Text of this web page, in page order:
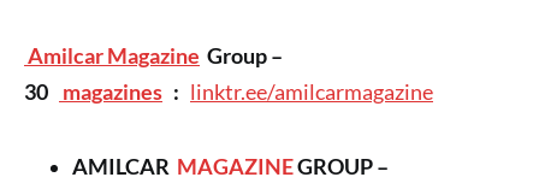
Amilcar Magazine Group –
30
magazines : linktr.ee/amilcarmagazine
AMILCAR MAGAZINEGROUP –